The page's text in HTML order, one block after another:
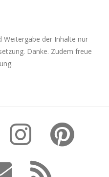
Weitergabe der Inhalte nur
Danke. Zudem freue